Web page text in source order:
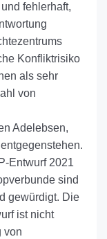
fehlerhaft,
Konfliktrisiko
als sehr
von
Adelebsen,
Entwurf 2021
sind
gewürdigt. Die
ist nicht
von